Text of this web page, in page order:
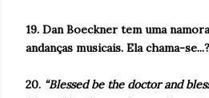
19. Dan Boeckner tem uma
andanças musicais. Ela chama-se...?
20. “Blessed be the doctor and